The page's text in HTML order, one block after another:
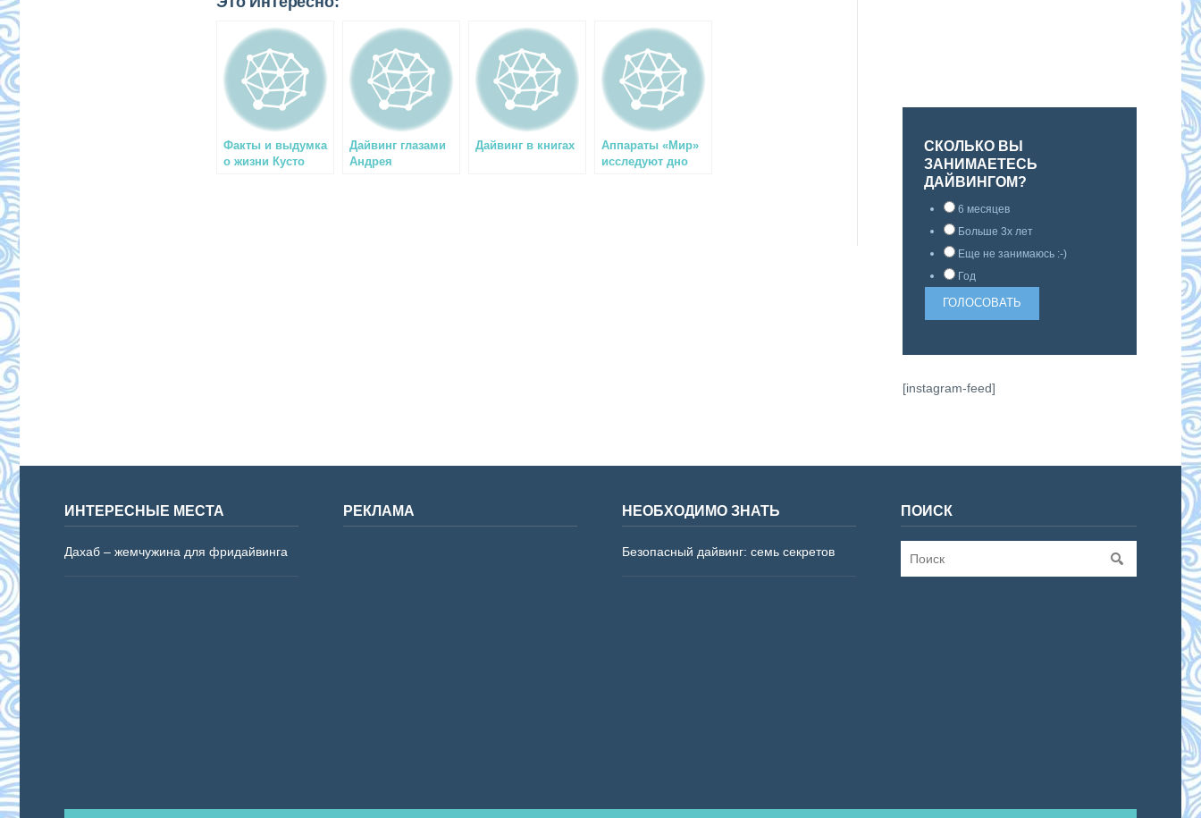
Факты и выдумка
о жизни Кусто
Дайвинг глазами
Андрея
Дайвинг в книгах
Аппараты «Мир»
исследуют дно
СКОЛЬКО ВЫ
ЗАНИМАЕТЕСЬ
ДАЙВИНГОМ?
6 месяцев
Больше 3х лет
Еще не занимаюсь :-)
Год
[instagram-feed]
ИНТЕРЕСНЫЕ МЕСТА
Дахаб – жемчужина для фридайвинга
РЕКЛАМА НЕОБХОДИМО ЗНАТЬ
Безопасный дайвинг: семь секретов
ПОИСК